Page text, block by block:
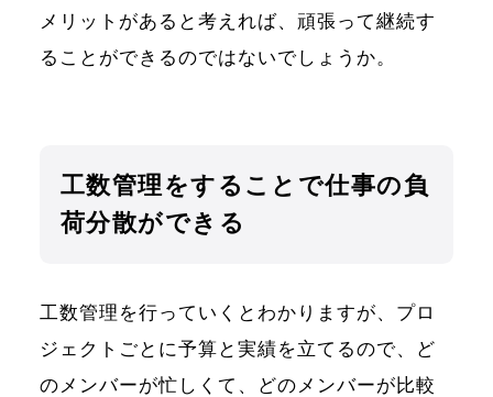
メリットがあると考えれば、頑張って継続す
ることができるのではないでしょうか。
工数管理をすることで仕事の負
荷分散ができる
工数管理を行っていくとわかりますが、プロ
ジェクトごとに予算と実績を立てるので、ど
のメンバーが忙しくて、どのメンバーが比較